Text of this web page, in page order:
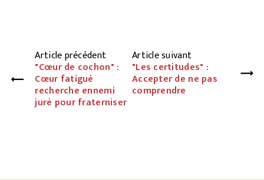
Article précédent
"Cœur de cochon" :
Cœur fatigué
recherche ennemi
juré pour fraterniser
Article suivant
"Les certitudes" :
Accepter de ne pas
comprendre